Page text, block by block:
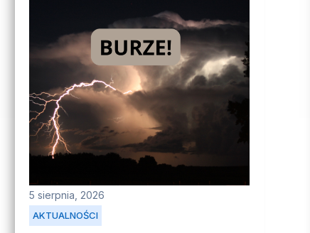
AKTUALNOŚCI
5 sierpnia, 2026